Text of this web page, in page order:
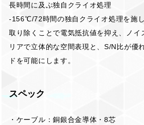
長時間に及ぶ独自クライオ処理
-156℃/72時間の独自クライオ処理を施
取り除くことで電気抵抗値を抑え、ノイ
リアで立体的な空間表現と、S/N比が優
ドを可能にします。
スペック
・ケーブル：銅銀合金導体・8芯